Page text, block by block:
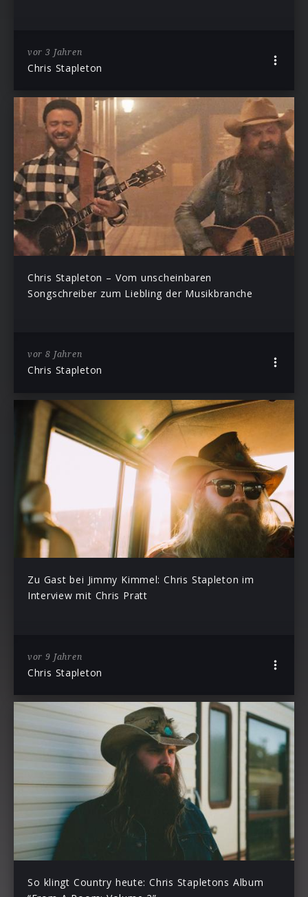
vor 3 Jahren
Chris Stapleton
Chris Stapleton – Vom unscheinbaren
Songschreiber zum Liebling der Musikbranche
vor 8 Jahren
Chris Stapleton
Zu Gast bei Jimmy Kimmel: Chris Stapleton im
Interview mit Chris Pratt
vor 9 Jahren
Chris Stapleton
So klingt Country heute: Chris Stapletons Album